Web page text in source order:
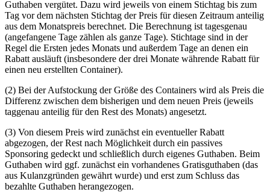
Guthaben vergütet. Dazu wird jeweils von einem Stichtag bis zum
Tag vor dem nächsten Stichtag der Preis für diesen Zeitraum anteilig
aus dem Monatspreis berechnet. Die Berechnung ist tagesgenau
(angefangene Tage zählen als ganze Tage). Stichtage sind in der
Regel die Ersten jedes Monats und außerdem Tage an denen ein
Rabatt ausläuft (insbesondere der drei Monate währende Rabatt für
einen neu erstellten Container).
(2) Bei der Aufstockung der Größe des Containers wird als Preis die
Differenz zwischen dem bisherigen und dem neuen Preis (jeweils
taggenau anteilig für den Rest des Monats) angesetzt.
(3) Von diesem Preis wird zunächst ein eventueller Rabatt
abgezogen, der Rest nach Mög­lich­keit durch ein passives
Sponsoring gedeckt und schließlich durch eigenes Guthaben. Beim
Guthaben wird ggf. zunächst ein vorhandenes Gratisguthaben (das
aus Kulanzgründen gewährt wurde) und erst zum Schluss das
bezahlte Guthaben herangezogen.